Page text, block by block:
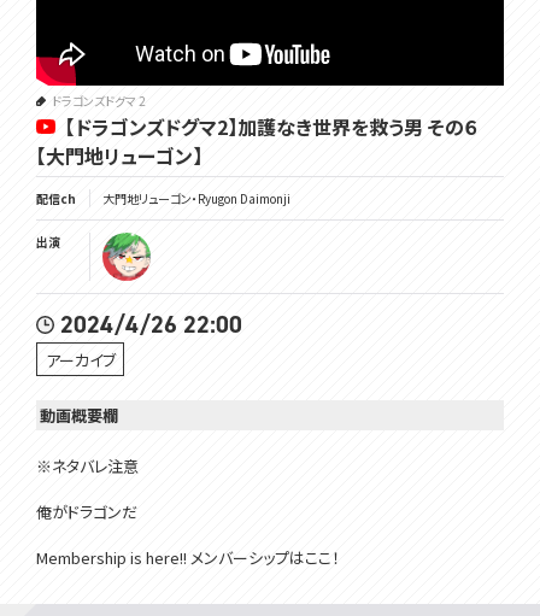
ドラゴンズドグマ 2
【ドラゴンズドグマ2】加護なき世界を救う男 その６
【大門地リューゴン】
配信ch 大門地リューゴン・Ryugon Daimonji
出演
2024/4/26 22:00
アーカイブ
動画概要欄
※ネタバレ注意
俺がドラゴンだ
Membership is here!! メンバーシップはここ！
wJQ/join